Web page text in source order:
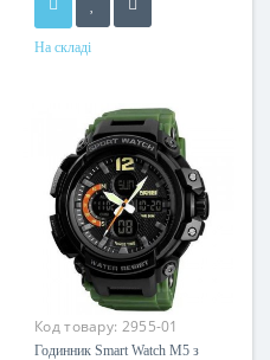
На складі
Код товару: 2955-01
Годинник Smart Watch M5 з